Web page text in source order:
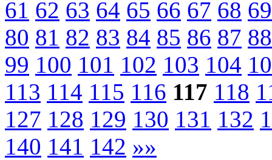
61 62 63 64 65 66 67 68 69
80 81 82 83 84 85 86 87 88
99 100 101 102 103 104
113 114 115 116 117 118
127 128 129 130 131 132
140 141 142 »»